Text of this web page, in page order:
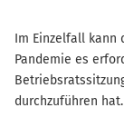
Im Einzelfall kann
Pandemie es
durchzuführen hat.